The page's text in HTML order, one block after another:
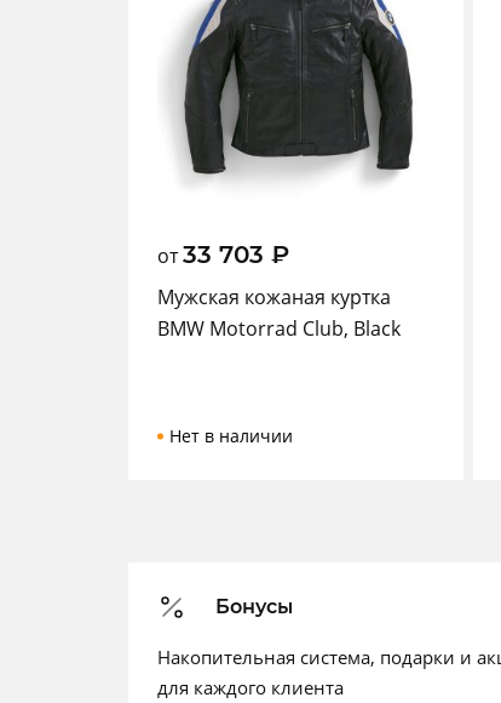
от33 703 ₽
Мужская кожаная куртка
BMW Motorrad Club, Black
Нет в наличии
Бонусы
Накопительная система, подарки и
для каждого клиента